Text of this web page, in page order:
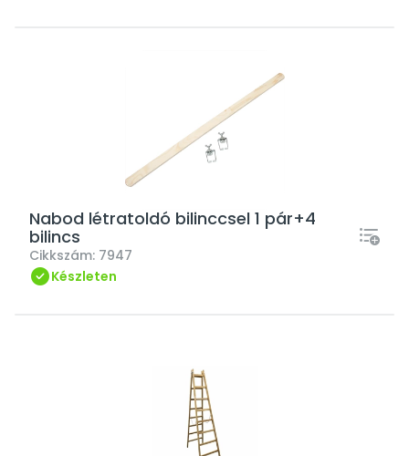
Nabod létratoldó bilinccsel 1 pár+4
bilincs
Cikkszám: 7947
Készleten